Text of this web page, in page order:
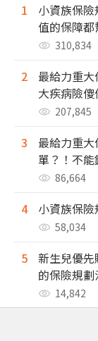
1
小資族保
值的保障都
310,834
2
最給力重
大疾病險傻
207,845
3
最給力重
單？！不能
86,664
4 小資族保險
58,034
5
新生兒優
的保險規劃
14,842